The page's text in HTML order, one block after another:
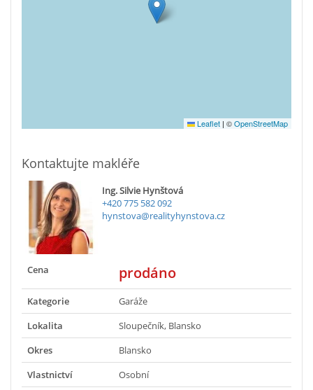
Leaflet | ©OpenStreetMap
Kontaktujte makléře
Ing. Silvie Hynštová
+420 775 582 092
hynstova@realityhynstova.cz
Cena prodáno
Kategorie
Garáže
Lokalita
Sloupečník, Blansko
Okres
Blansko
Vlastnictví
Osobní